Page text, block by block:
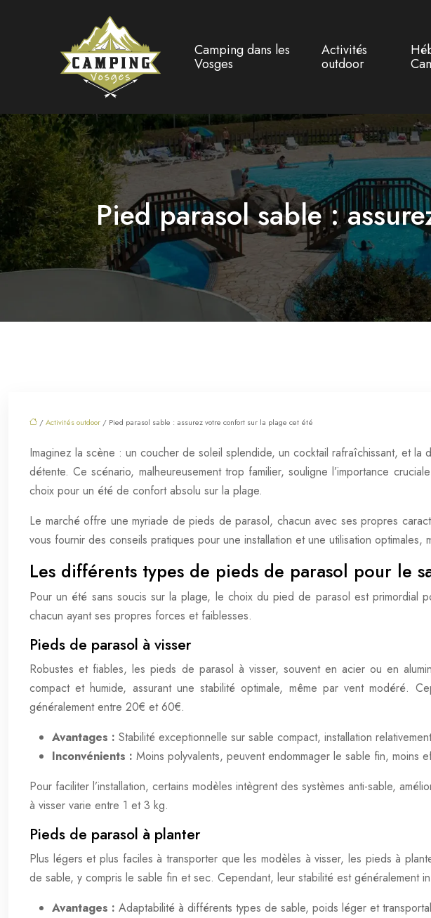
Camping dans les
Vosges
Activités
outdoor
Pied parasol sable :
/Activités outdoor / Pied parasol sable : assurez votre confort sur la plage cet été
Imaginez la scène : un coucher de soleil splendide, un cocktail rafraîchissant, et
détente. Ce scénario, malheureusement trop familier, souligne l’importance
choix pour un été de confort absolu sur la plage.
Le marché offre une myriade de pieds de parasol, chacun avec ses propres
vous fournir des conseils pratiques pour une installation et une utilisation optimales,
Les différents types de pieds de parasol pour le
Pour un été sans soucis sur la plage, le choix du pied de parasol est primordial
chacun ayant ses propres forces et faiblesses.
Pieds de parasol à visser
Robustes et fiables, les pieds de parasol à visser, souvent en acier ou en
compact et humide, assurant une stabilité optimale, même par vent modéré.
généralement entre 20€ et 60€.
Avantages : Stabilité exceptionnelle sur sable compact, installation
Inconvénients : Moins polyvalents, peuvent endommager le sable fin, moins
Pour faciliter l’installation, certains modèles intègrent des systèmes anti-sable,
à visser varie entre 1 et 3 kg.
Pieds de parasol à planter
Plus légers et plus faciles à transporter que les modèles à visser, les pieds à
de sable, y compris le sable fin et sec. Cependant, leur stabilité est
Avantages : Adaptabilité à différents types de sable, poids léger et